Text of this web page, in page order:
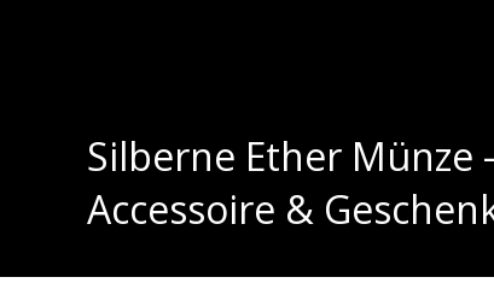
Silberne Ether Münze
Accessoire &